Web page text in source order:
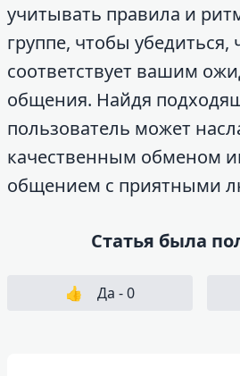
учитывать правила и
группе, чтобы убедиться,
соответствует вашим
общения. Найдя
пользователь может
качественным обменом
общением с приятными
Статья была
👍 Да -0